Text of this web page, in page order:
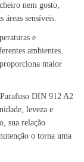
nem gosto,
áreas sensíveis.
e
ambientes.
maior
DIN 912 A2
leveza e
sua relação
o torna uma